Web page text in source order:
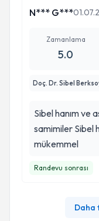
N*** G***
Zamanlama
5.0
Doç. Dr. Sibel
Sibel hanım ve
samimiler Sibel
mükemmel
Randevu sonrası
Daha